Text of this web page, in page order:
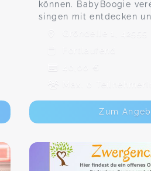
können. BabyBoogie
singen mit entdecken
Gröndelle 1, 42555
Fortlaufend
40,00 €
Max. 0
Zum